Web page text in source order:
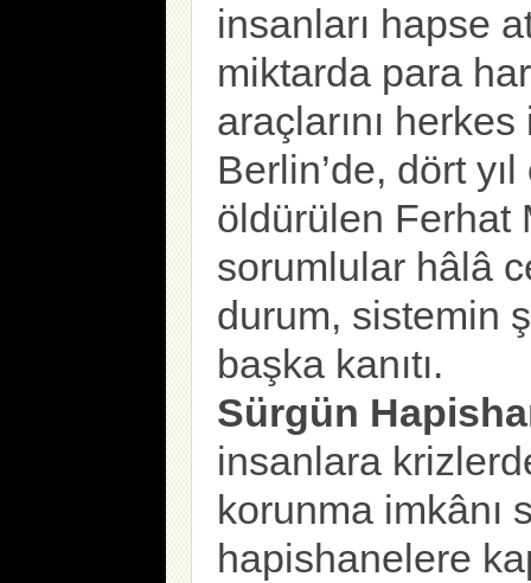
insanları hapse
miktarda para
araçlarını
Berlin’de, dört
öldürülen Ferhat
sorumlular hâlâ
durum, sistemin
başka kanıtı.
Sürgün
insanlara
korunma imkânı
hapishanelere